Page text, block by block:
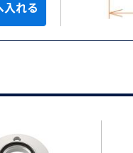
入れる